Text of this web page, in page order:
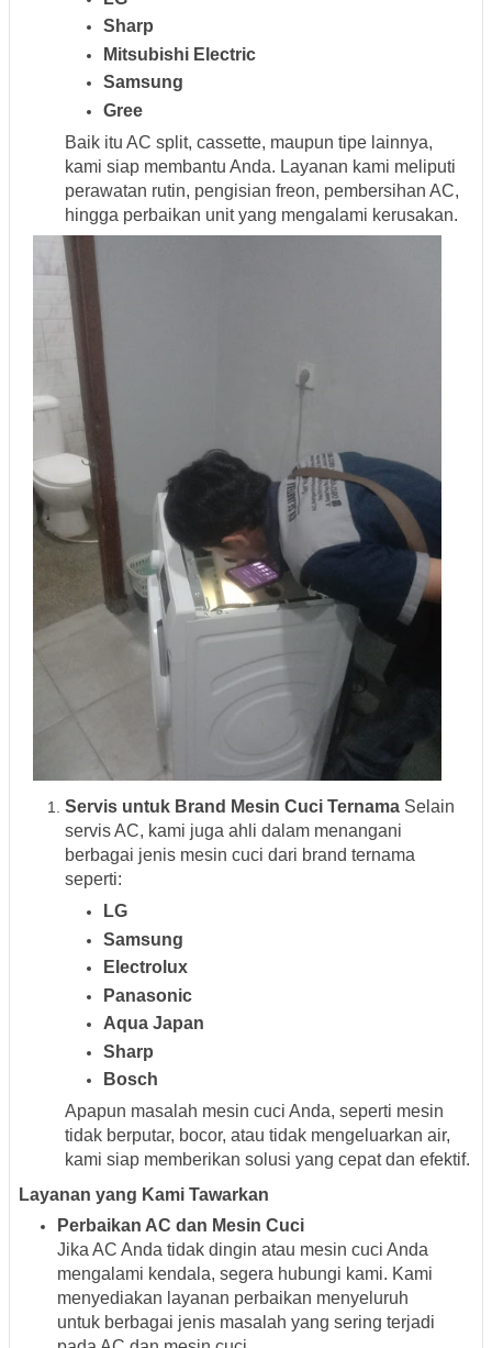
Sharp
Mitsubishi Electric
Samsung
Gree
Baik itu AC split, cassette, maupun tipe lainnya,
kami siap membantu Anda. Layanan kami meliputi
perawatan rutin, pengisian freon, pembersihan AC,
hingga perbaikan unit yang mengalami kerusakan.
Servis untuk Brand Mesin Cuci Ternama Selain
servis AC, kami juga ahli dalam menangani
berbagai jenis mesin cuci dari brand ternama
seperti:
LG
Samsung
Electrolux
Panasonic
Aqua Japan
Sharp
Bosch
Apapun masalah mesin cuci Anda, seperti mesin
tidak berputar, bocor, atau tidak mengeluarkan air,
kami siap memberikan solusi yang cepat dan efektif.
Layanan yang Kami Tawarkan
Perbaikan AC dan Mesin Cuci
Jika AC Anda tidak dingin atau mesin cuci Anda
mengalami kendala, segera hubungi kami. Kami
menyediakan layanan perbaikan menyeluruh
untuk berbagai jenis masalah yang sering terjadi